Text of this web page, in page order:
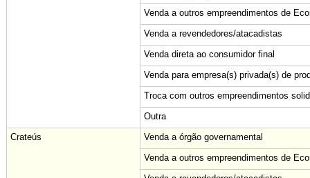
Venda a outros empreendimentos de
Venda a revendedores/atacadistas
Venda direta ao consumidor final
Venda para empresa(s) privada(s) de
Troca com outros empreendimentos
Outra
Crateús
Venda a órgão governamental
Venda a outros empreendimentos de